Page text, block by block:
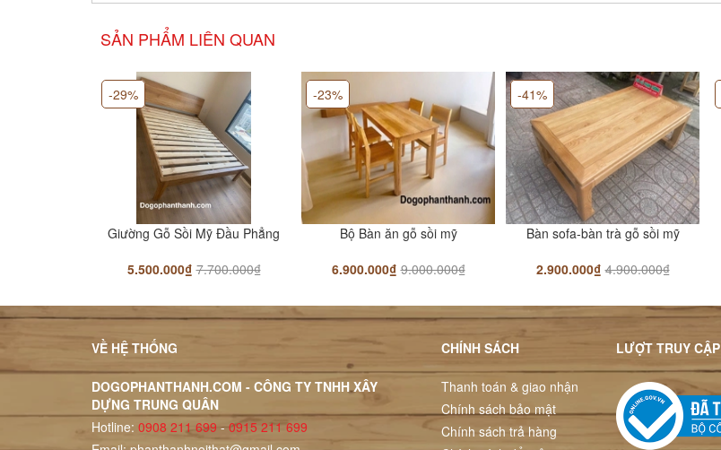
SẢN PHẨM LIÊN QUAN
Giường Gỗ Sồi Mỹ Đầu Phẳng
5.500.000₫ 7.700.000₫
-29%
Bộ Bàn ăn gỗ sồi mỹ
6.900.000₫ 9.000.000₫
-23%
Bàn sofa-bàn trà gỗ sồi mỹ
2.900.000₫ 4.900.000₫
-41%
VỀ HỆ THỐNG
DOGOPHANTHANH.COM - CÔNG TY TNHH XÂY
DỰNG TRUNG QUÂN
Hotline: 0908 211 699 -0915 211 699
CHÍNH SÁCH
Thanh toán & giao nhận
Chính sách bảo mật
Chính sách trả hàng
LƯỢT TRUY CẬP